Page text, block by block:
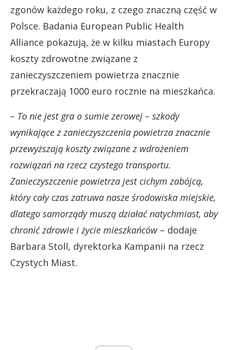
zgonów każdego roku, z czego znaczną część w
Polsce. Badania European Public Health
Alliance pokazują, że w kilku miastach Europy
koszty zdrowotne związane z
zanieczyszczeniem powietrza znacznie
przekraczają 1000 euro rocznie na mieszkańca.
– To nie jest gra o sumie zerowej – szkody
wynikające z zanieczyszczenia powietrza znacznie
przewyższają koszty związane z wdrożeniem
rozwiązań na rzecz czystego transportu.
Zanieczyszczenie powietrza jest cichym zabójcą,
który cały czas zatruwa nasze środowiska miejskie,
dlatego samorządy muszą działać natychmiast, aby
chronić zdrowie i życie mieszkańców– dodaje
Barbara Stoll, dyrektorka Kampanii na rzecz
Czystych Miast.